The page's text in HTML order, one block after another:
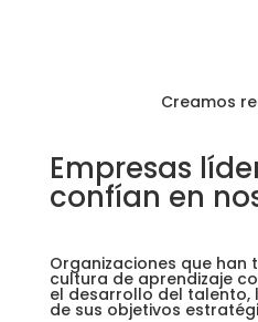
Creamos
Empresas
confían en
Organizaciones que han
cultura de aprendizaje
el desarrollo del talento,
de sus objetivos